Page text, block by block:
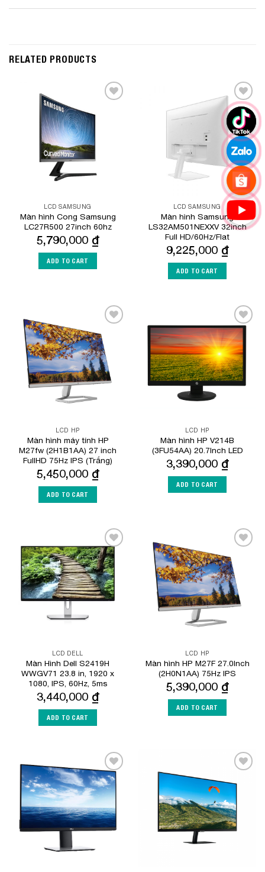
RELATED PRODUCTS
Wishlist
LCD SAMSUNG
Màn hình Cong Samsung
LC27R500 27inch 60hz
5,790,000 ₫
ADD TO CART
Add to
Wishlist
LCD SAMSUNG
Màn hình Samsung
LS32AM501NEXXV 32inch
Full HD/60Hz/Flat
9,225,000 ₫
ADD TO CART
Add to
Wishlist
LCD HP
Màn hình máy tính HP
M27fw (2H1B1AA) 27 inch
FullHD 75Hz IPS (Trắng)
5,450,000 ₫
ADD TO CART
Add to
Wishlist
LCD HP
Màn hình HP V214B
(3FU54AA) 20.7Inch LED
3,390,000 ₫
ADD TO CART
Add to
Wishlist
LCD DELL
Màn Hình Dell S2419H
WWGV71 23.8 in, 1920 x
1080, IPS, 60Hz, 5ms
3,440,000 ₫
ADD TO CART
Add to
Wishlist
LCD HP
Màn hình HP M27F 27.0Inch
(2H0N1AA) 75Hz IPS
5,390,000 ₫
ADD TO CART
Add to
Wishlist
Wishlist